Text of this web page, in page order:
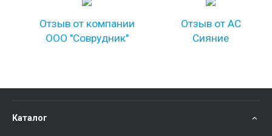
Отзыв от компании
ООО "Соврудник"
Отзыв от АС
Сияние
Каталог